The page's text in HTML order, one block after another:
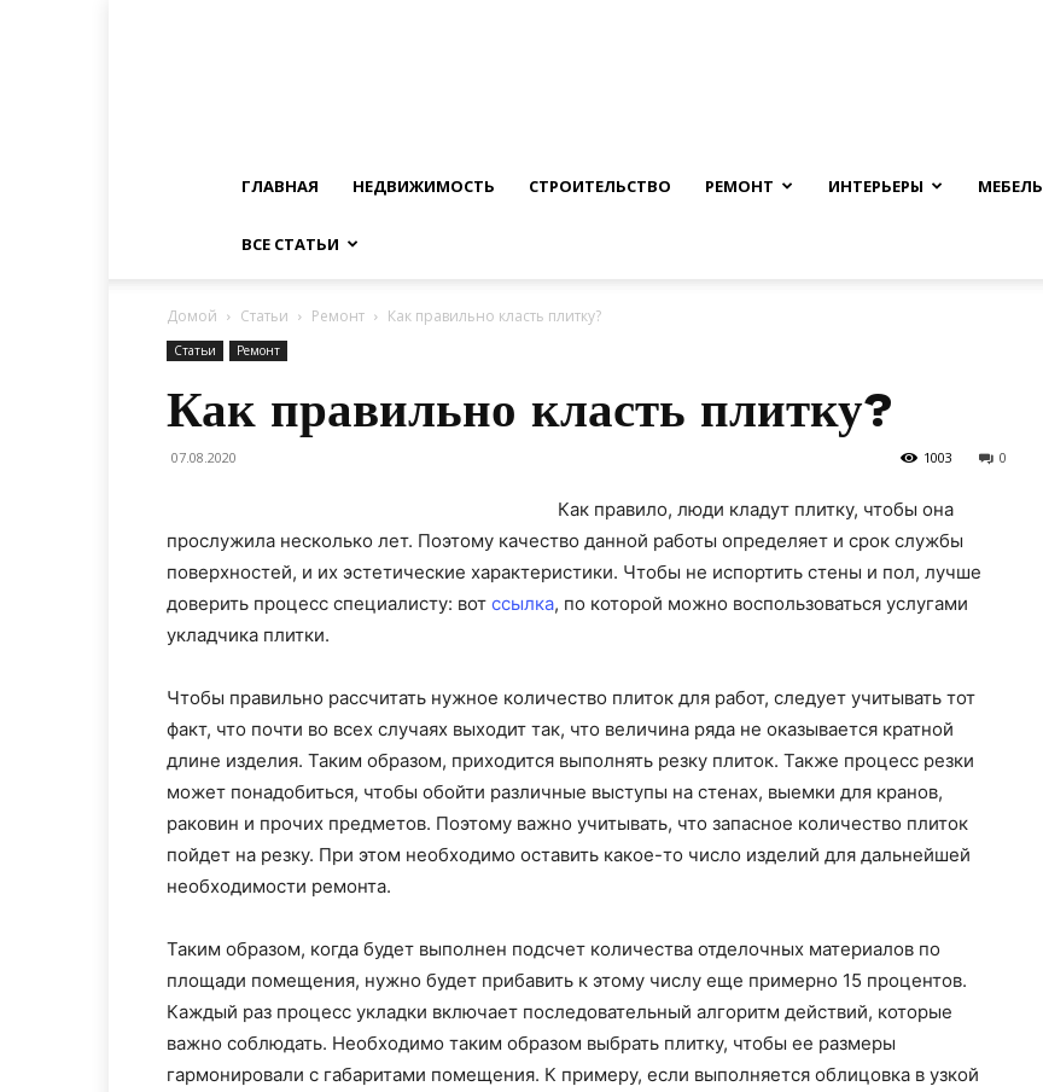
ГЛАВНАЯ НЕДВИЖИМОСТЬ СТРОИТЕЛЬСТВО РЕМОНТ ИНТЕРЬЕРЫ МЕБЕЛЬ
ВСЕ СТАТЬИ
Домой Статьи Ремонт Как правильно класть плитку?
Статьи Ремонт
Как правильно класть плитку?
07.08.2020 0
1003
Как правило, люди кладут плитку, чтобы она
прослужила несколько лет. Поэтому качество данной работы определяет и срок службы
поверхностей, и их эстетические характеристики. Чтобы не испортить стены и пол, лучше
доверить процесс специалисту: вот ссылка, по которой можно воспользоваться услугами
укладчика плитки.
Чтобы правильно рассчитать нужное количество плиток для работ, следует учитывать тот
факт, что почти во всех случаях выходит так, что величина ряда не оказывается кратной
длине изделия. Таким образом, приходится выполнять резку плиток. Также процесс резки
может понадобиться, чтобы обойти различные выступы на стенах, выемки для кранов,
раковин и прочих предметов. Поэтому важно учитывать, что запасное количество плиток
пойдет на резку. При этом необходимо оставить какое-то число изделий для дальнейшей
необходимости ремонта.
Таким образом, когда будет выполнен подсчет количества отделочных материалов по
площади помещения, нужно будет прибавить к этому числу еще примерно 15 процентов.
Каждый раз процесс укладки включает последовательный алгоритм действий, которые
важно соблюдать. Необходимо таким образом выбрать плитку, чтобы ее размеры
гармонировали с габаритами помещения. К примеру, если выполняется облицовка в узкой